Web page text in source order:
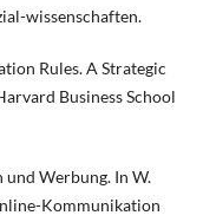
wissenschaften.
Rules. A Strategic
Business School
Werbung. In W.
Kommunikation